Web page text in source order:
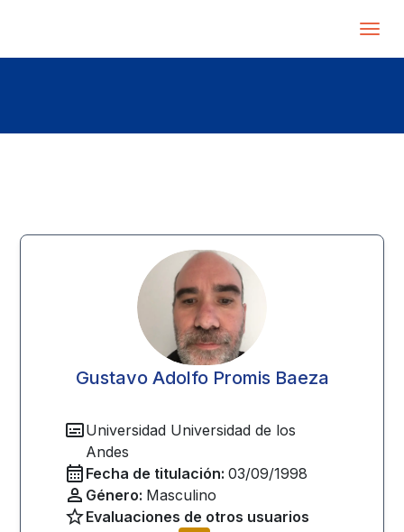
Gustavo Adolfo Promis Baeza
Universidad Universidad de los
Andes
Fecha de titulación: 03/09/1998
Género: Masculino
Evaluaciones de otros usuarios